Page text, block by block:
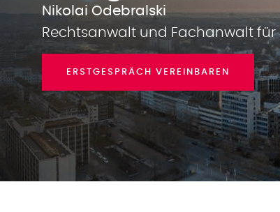
Nikolai Odebralski
Rechtsanwalt und Fachanwalt für
ERSTGESPRÄCH VEREINBAREN